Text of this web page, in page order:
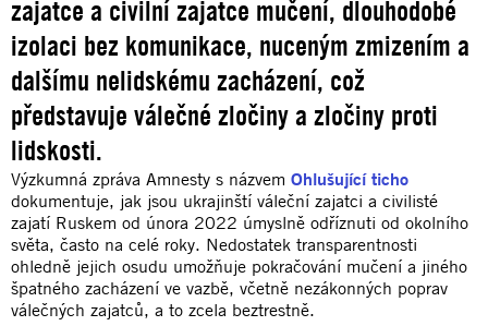
zajatce a civilní zajatce mučení, dlouhodobé
izolaci bez komunikace, nuceným zmizením a
dalšímu nelidskému zacházení, což
představuje válečné zločiny a zločiny proti
lidskosti.
Výzkumná zpráva Amnesty s názvem Ohlušující ticho
dokumentuje, jak jsou ukrajinští váleční zajatci a civilisté
zajatí Ruskem od února 2022 úmyslně odříznuti od okolního
světa, často na celé roky. Nedostatek transparentnosti
ohledně jejich osudu umožňuje pokračování mučení a jiného
špatného zacházení ve vazbě, včetně nezákonných poprav
válečných zajatců, a to zcela beztrestně.